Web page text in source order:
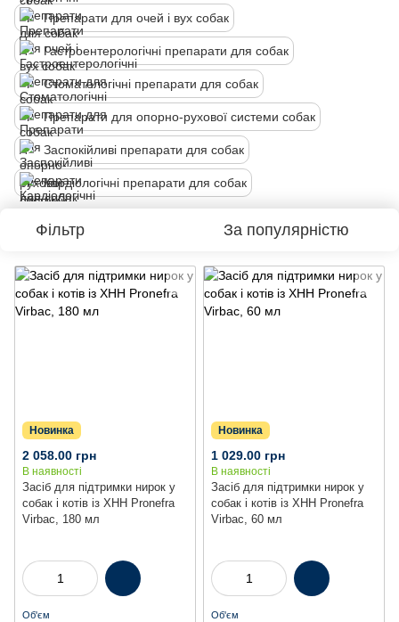
Препарати для очей і вух собак
Гастроентерологічні препарати для собак
Стоматологічні препарати для собак
Препарати для опорно-рухової системи собак
Заспокійливі препарати для собак
Кардіологічні препарати для собак
Фільтр За популярністю
Новинка
Засіб для підтримки нирок у
собак і котів із ХНН Pronefra
Virbac, 180 мл
2 058.00 грн
В наявності
Об'єм
Новинка
Засіб для підтримки нирок у
собак і котів із ХНН Pronefra
Virbac, 60 мл
1 029.00 грн
В наявності
Об'єм